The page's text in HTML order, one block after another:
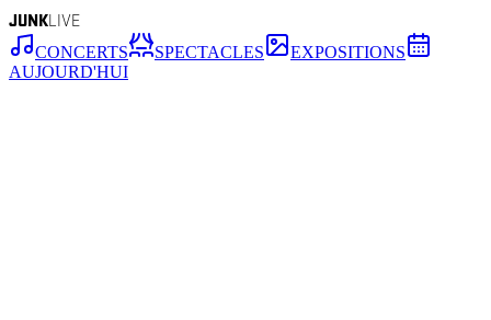
JUNKLIVE
CONCERTS SPECTACLES
EXPOSITIONS
AUJOURD'HUI